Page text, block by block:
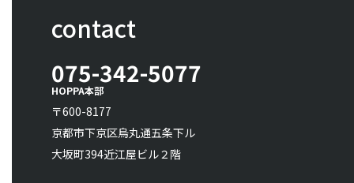
contact
075-342-5077
HOPPA本部
〒600-8177
京都市下京区烏丸通五条下ル
大坂町394近江屋ビル２階